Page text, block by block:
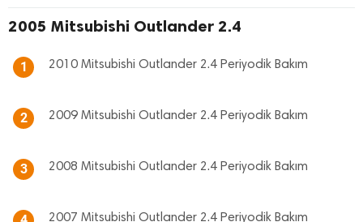
2005 Mitsubishi Outlander 2.4
1 2010 Mitsubishi Outlander 2.4 Periyodik Bakım
2 2009 Mitsubishi Outlander 2.4 Periyodik Bakım
3 2008 Mitsubishi Outlander 2.4 Periyodik Bakım
2007 Mitsubishi Outlander 2.4 Periyodik Bakım